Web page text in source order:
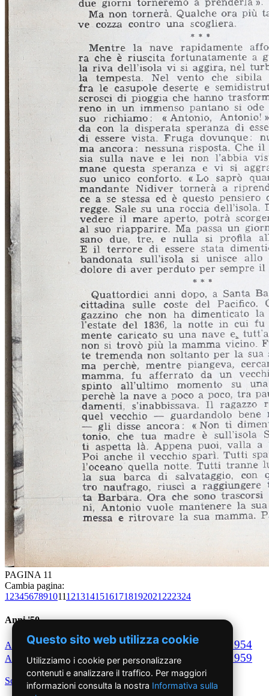
PAGINA 11
Cambia pagina:
1 23456789101112131415161718192021 222324
Anni '50
Anno1950Anno1951 Anno1952 Anno1953 1954
Anno 1955Anno1956 Anno1957Anno1958 1959
Scegli per decennio
Questo sito web utilizza cookie
Utilizziamo i cookie per personalizzare
contenuti e analizzare il traffico. Per maggiori
informazioni consulta la nostra Informativa sulla